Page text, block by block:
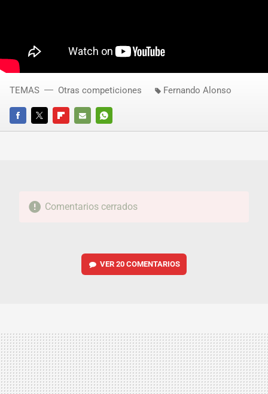
FACEBOOKTWITTERFLIPBOARD
E-
WHATSAPP
TEMAS Otras competiciones Fernando Alonso
Comentarios cerrados
VER 20 COMENTARIOS